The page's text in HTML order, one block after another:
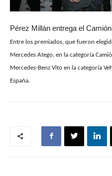
Pérez Millán entrega el
Entre los premiados, que fueron
Mercedes Atego, en la categoría
Mercedes-Benz Vito en la categoría
España.